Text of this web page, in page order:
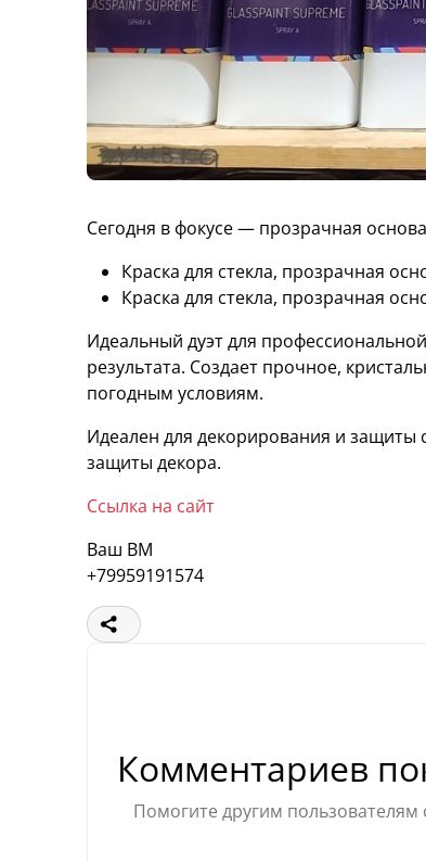
Сегодня в фокусе — прозрачная
Краска для стекла, прозрачная
Краска для стекла, прозрачная
Идеальный дуэт для
результата. Создает прочное,
погодным условиям.
Идеален для декорирования и защиты
защиты декора.
Ссылка на сайт
Ваш ВМ
+79959191574
Комментариев
Помогите другим